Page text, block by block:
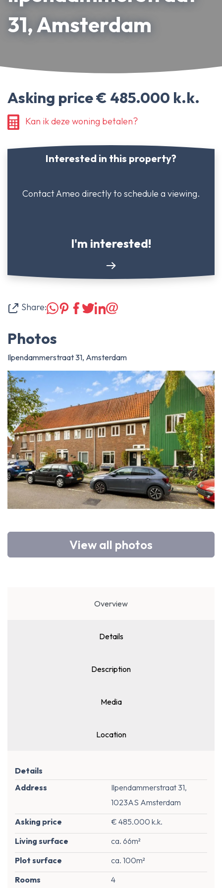
31, Amsterdam
Asking price € 485.000 k.k.
Kan ik deze woning betalen?
Interested in this property?
Contact Ameo directly to schedule a viewing.
I'm interested!
Share:
Photos
Ilpendammerstraat 31, Amsterdam
View all photos
Overview
Details
Description
Media
Location
Details
Address
Ilpendammerstraat 31,
1023AS Amsterdam
Asking price
€ 485.000 k.k.
Living surface
ca. 66m²
Plot surface
ca. 100m²
Rooms
4
About Ameo
Blog/News
Contact